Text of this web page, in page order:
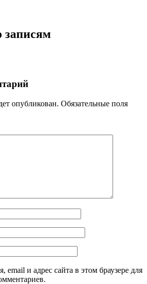
записям
опубликован. Обязательные поля
email и адрес сайта в этом браузере для